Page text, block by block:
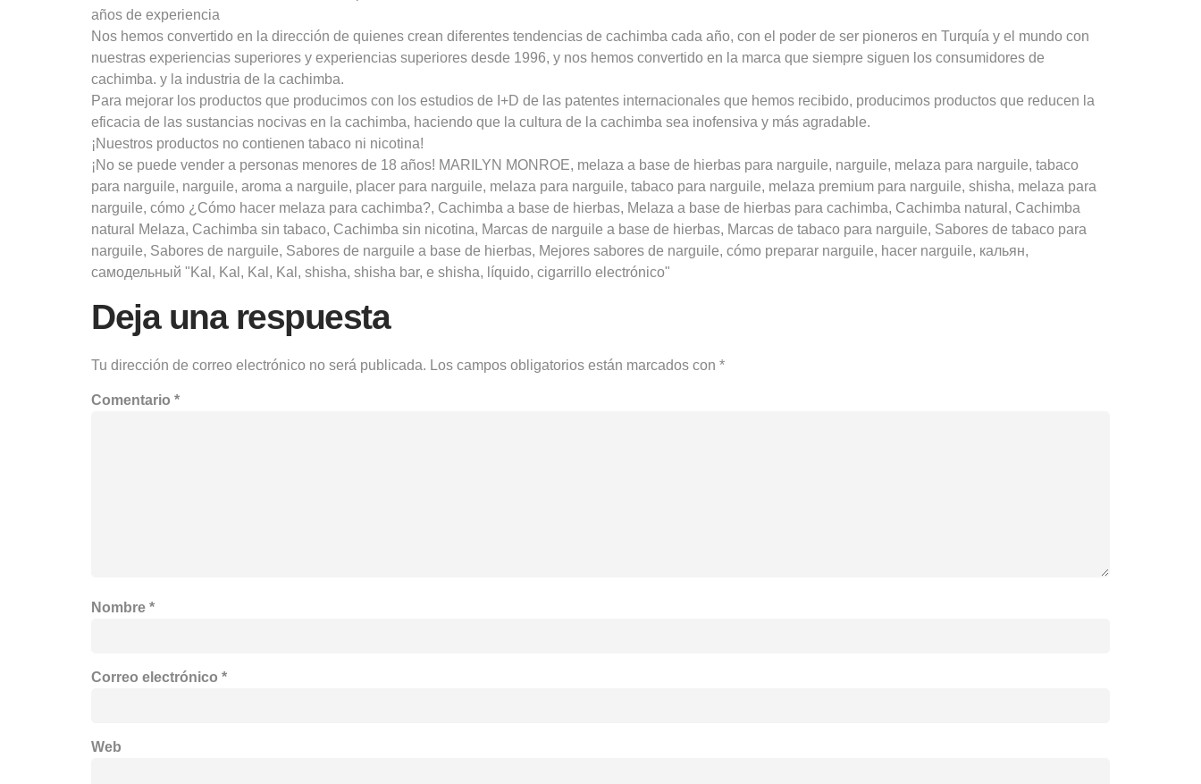
años de experiencia
Nos hemos convertido en la dirección de quienes crean diferentes tendencias de cachimba cada año, con el poder de ser pioneros en Turquía y el mundo con
nuestras experiencias superiores y experiencias superiores desde 1996, y nos hemos convertido en la marca que siempre siguen los consumidores de
cachimba. y la industria de la cachimba.
Para mejorar los productos que producimos con los estudios de I+D de las patentes internacionales que hemos recibido, producimos productos que reducen la
eficacia de las sustancias nocivas en la cachimba, haciendo que la cultura de la cachimba sea inofensiva y más agradable.
¡Nuestros productos no contienen tabaco ni nicotina!
¡No se puede vender a personas menores de 18 años! MARILYN MONROE, melaza a base de hierbas para narguile, narguile, melaza para narguile, tabaco
para narguile, narguile, aroma a narguile, placer para narguile, melaza para narguile, tabaco para narguile, melaza premium para narguile, shisha, melaza para
narguile, cómo ¿Cómo hacer melaza para cachimba?, Cachimba a base de hierbas, Melaza a base de hierbas para cachimba, Cachimba natural, Cachimba
natural Melaza, Cachimba sin tabaco, Cachimba sin nicotina, Marcas de narguile a base de hierbas, Marcas de tabaco para narguile, Sabores de tabaco para
narguile, Sabores de narguile, Sabores de narguile a base de hierbas, Mejores sabores de narguile, cómo preparar narguile, hacer narguile, кальян,
самодельный "Kal, Kal, Kal, Kal, shisha, shisha bar, e shisha, líquido, cigarrillo electrónico"
Deja una respuesta
Tu dirección de correo electrónico no será publicada. Los campos obligatorios están marcados con *
Comentario *
Nombre *
Correo electrónico *
Web